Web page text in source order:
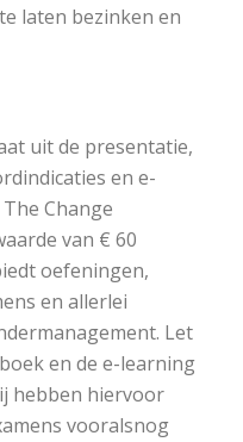
laten bezinken en
uit de presentatie,
en e-
Change
van € 60
oefeningen,
en allerlei
Let
en de e-learning
hebben hiervoor
vooralsnog